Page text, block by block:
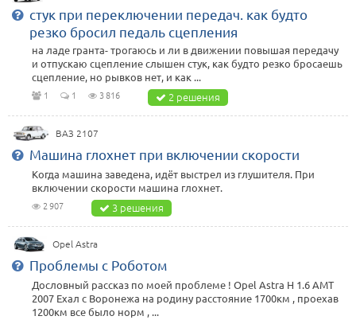
стук при переключении передач. как будто
резко бросил педаль сцепления
на ладе гранта- трогаюсь и ли в движении повышая передачу
и отпускаю сцепление слышен стук, как будто резко бросаешь
сцепление, но рывков нет, и как ...
1 1 3 816 2 решения
ВАЗ 2107
Машина глохнет при включении скорости
Когда машина заведена, идёт выстрел из глушителя. При
включении скорости машина глохнет.
2 907 3 решения
Opel Astra
Проблемы с Роботом
Дословный рассказ по моей проблеме ! Opel Astra H 1.6 AMT
2007 Ехал с Воронежа на родину расстояние 1700км , проехав
1200км все было норм , ...